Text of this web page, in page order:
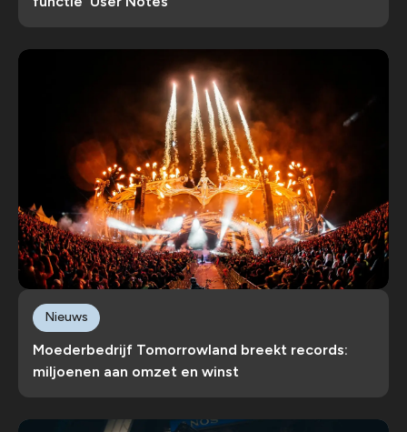
Moederbedrijf Tomorrowland breekt records:
miljoenen aan omzet en winst
Nieuws